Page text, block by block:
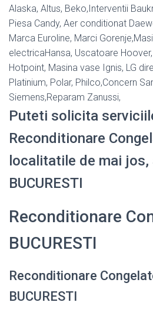
Alaska, Altus, Beko,Interventii
Piesa Candy, Aer conditionat
Marca Euroline, Marci
electricaHansa, Uscatoare
Hotpoint, Masina vase Ignis, LG
Platinium, Polar, Philco,Concern
Siemens,Reparam Zanussi,
Puteti solicita
Reconditionare
localitatile de mai
BUCURESTI
Reconditionare
BUCURESTI
Reconditionare
BUCURESTI